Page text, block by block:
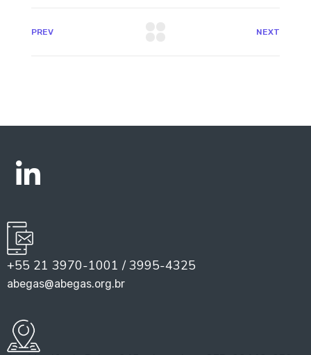
PREV NEXT
+55 21 3970-1001 / 3995-4325
abegas@abegas.org.br